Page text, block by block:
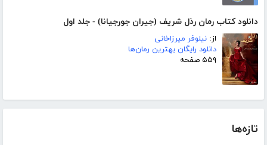
دانلود کتاب رمان رذل شریف (جیران جورجیانا) - جلد اول
از: نیلوفر میرزاخانی
دانلود رایگان بهترین رمان‌ها
۵۵۹ صفحه
تازه‌ها